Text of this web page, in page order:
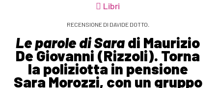
Libri
RECENSIONE DI DAVIDE DOTTO.
Le parole di Saradi Maurizio
De Giovanni (Rizzoli). Torna
la poliziotta in pensione
Sara Morozzi, con un gruppo